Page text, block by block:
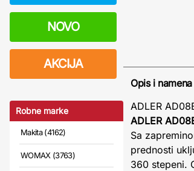
NOVO
AKCIJA
Robne marke
Makita (4162)
WOMAX (3763)
Opis i
ADLER
ADLER
Sa
prednosti
360 stepeni.